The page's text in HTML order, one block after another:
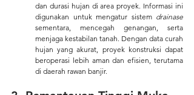
dan durasi hujan di area proyek. Informasi ini
digunakan untuk mengatur sistem
sementara, mencegah genangan, serta
menjaga kestabilan tanah. Dengan data curah
hujan yang akurat, proyek konstruksi dapat
beroperasi lebih aman dan efisien, terutama
di daerah rawan banjir.